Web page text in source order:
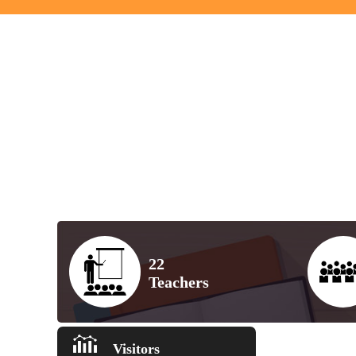
22
Teachers
Visitors